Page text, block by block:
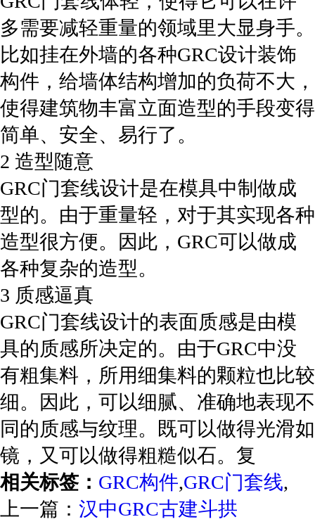
多需要减轻重量的领域里大显身手。
比如挂在外墙的各种GRC设计装饰
构件，给墙体结构增加的负荷不大，
使得建筑物丰富立面造型的手段变得
简单、安全、易行了。
2 造型随意
GRC门套线设计是在模具中制做成
型的。由于重量轻，对于其实现各种
造型很方便。因此，GRC可以做成
各种复杂的造型。
3 质感逼真
GRC门套线设计的表面质感是由模
具的质感所决定的。由于GRC中没
有粗集料，所用细集料的颗粒也比较
细。因此，可以细腻、准确地表现不
同的质感与纹理。既可以做得光滑如
镜，又可以做得粗糙似石。复
相关标签： GRC构件,GRC门套线,
上一篇： 汉中GRC古建斗拱